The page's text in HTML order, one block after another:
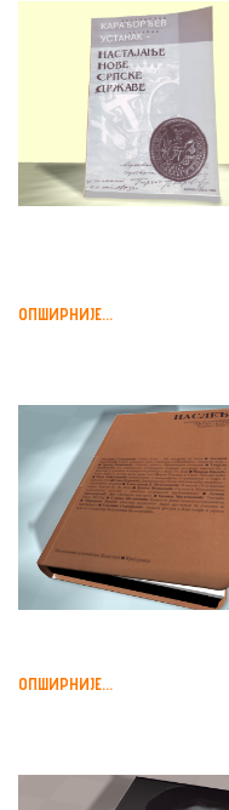
ОПШИРНИЈЕ...
ОПШИРНИЈЕ...